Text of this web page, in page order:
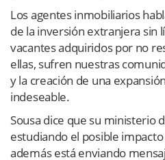
Los agentes inmobiliarios
de la inversión extranjera sin
vacantes adquiridos por no
ellas, sufren nuestras
y la creación de una
indeseable.
Sousa dice que su ministerio
estudiando el posible
además está enviando